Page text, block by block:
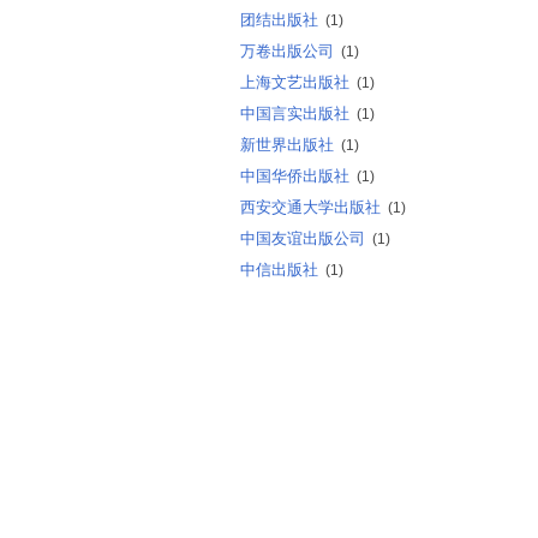
团结出版社 (1)
万卷出版公司 (1)
上海文艺出版社 (1)
中国言实出版社 (1)
新世界出版社 (1)
中国华侨出版社 (1)
西安交通大学出版社 (1)
中国友谊出版公司 (1)
中信出版社 (1)